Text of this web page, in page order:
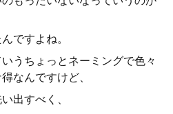
ですよね。
うちょっとネーミングで色々
なんですけど、
出すべく、